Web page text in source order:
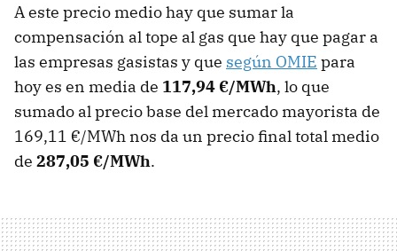
A este precio medio hay que sumar la
compensación al tope al gas que hay que pagar a
las empresas gasistas y que según OMIE para
hoy es en media de 117,94 €/MWh, lo que
sumado al precio base del mercado mayorista de
169,11 €/MWh nos da un precio final total medio
de 287,05 €/MWh.